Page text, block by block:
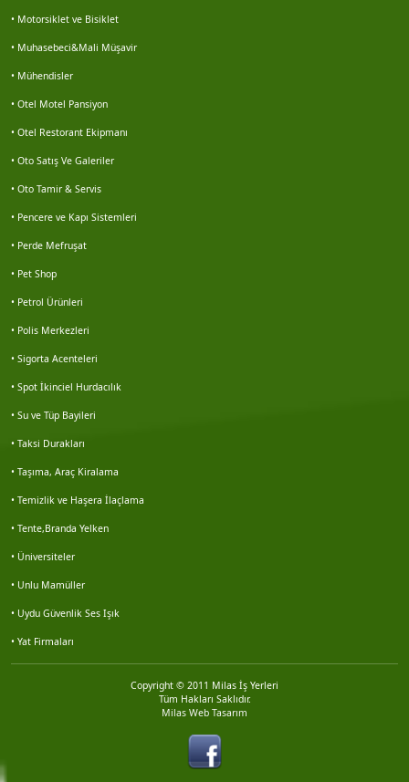
Motosiklet lastikleri servisi buz motor 0252 313...
Hasan sürek
Haluk karbuzoğlu
Doğan akgün
Galip korkmaz
Nuart mimarlık
Veri emlak seferihisar şb.
Turhan besler
• Motorsiklet ve Bisiklet
• Muhasebeci&Mali Müşavir
• Mühendisler
• Otel Motel Pansiyon
• Otel Restorant Ekipmanı
• Oto Satış Ve Galeriler
• Oto Tamir & Servis
• Pencere ve Kapı Sistemleri
• Perde Mefruşat
• Pet Shop
• Petrol Ürünleri
• Polis Merkezleri
• Sigorta Acenteleri
• Spot İkinciel Hurdacılık
• Su ve Tüp Bayileri
• Taksi Durakları
• Taşıma, Araç Kiralama
• Temizlik ve Haşera İlaçlama
• Tente,Branda Yelken
• Üniversiteler
• Unlu Mamüller
• Uydu Güvenlik Ses Işık
• Yat Firmaları
Copyright © 2011 Milas İş Yerleri
Tüm Hakları Saklıdır.
Milas Web Tasarım